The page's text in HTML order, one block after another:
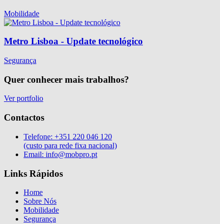
Mobilidade
Metro Lisboa - Update tecnológico
Segurança
Quer conhecer mais trabalhos?
Ver portfolio
Contactos
Telefone: +351 220 046 120
(custo para rede fixa nacional)
Email: info@mobpro.pt
Links Rápidos
Home
Sobre Nós
Mobilidade
Segurança